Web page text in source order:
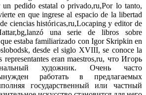
un pedido estatal o privado,ru,Por lo tanto,
en que ingrese al espacio de la libertad
ciencias históricas,ru,Locaping y editor de
una serie de libros sobre
estaba familiarizado con Igor Skripkin en
desde el siglo XVIII, se conoce la
representantes eran maestros,ru, что Игорь
художник. Очень часто
работать в предлагаемых
государственный или частный